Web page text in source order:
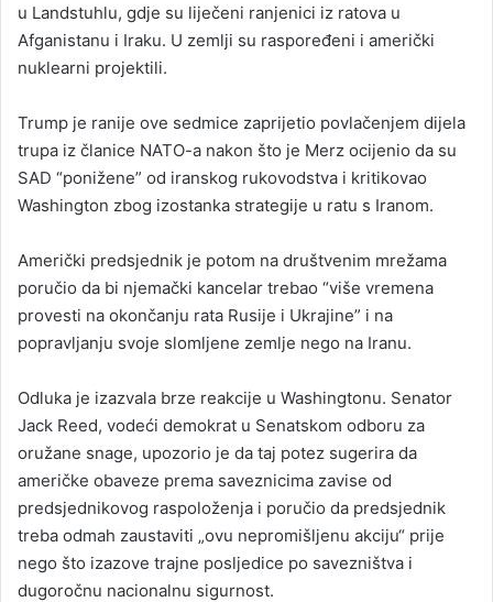
u Landstuhlu, gdje su liječeni ranjenici iz ratova u
Afganistanu i Iraku. U zemlji su raspoređeni i američki
nuklearni projektili.
Trump je ranije ove sedmice zaprijetio povlačenjem dijela
trupa iz članice NATO-a nakon što je Merz ocijenio da su
SAD “ponižene” od iranskog rukovodstva i kritikovao
Washington zbog izostanka strategije u ratu s Iranom.
Američki predsjednik je potom na društvenim mrežama
poručio da bi njemački kancelar trebao “više vremena
provesti na okončanju rata Rusije i Ukrajine” i na
popravljanju svoje slomljene zemlje nego na Iranu.
Odluka je izazvala brze reakcije u Washingtonu. Senator
Jack Reed, vodeći demokrat u Senatskom odboru za
oružane snage, upozorio je da taj potez sugerira da
američke obaveze prema saveznicima zavise od
predsjednikovog raspoloženja i poručio da predsjednik
treba odmah zaustaviti „ovu nepromišljenu akciju“ prije
nego što izazove trajne posljedice po savezništva i
dugoročnu nacionalnu sigurnost.